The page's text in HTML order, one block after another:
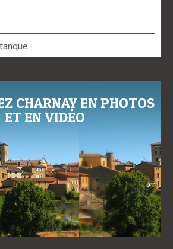
CHARNAY EN PHOTOS
ET EN VIDÉO